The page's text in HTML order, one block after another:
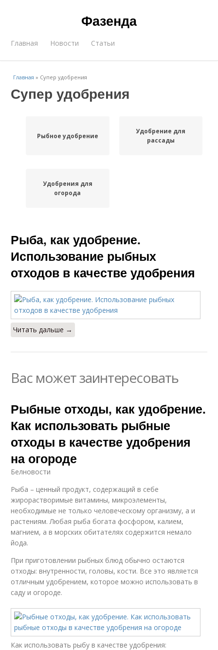
Фазенда
Главная Новости Статьи
Главная » Супер удобрения
Супер удобрения
Рыбное удобрение
Удобрение для
рассады
Удобрения для
огорода
Рыба, как удобрение.
Использование рыбных
отходов в качестве удобрения
Читать дальше →
Вас может заинтересовать
Рыбные отходы, как удобрение.
Как использовать рыбные
отходы в качестве удобрения
на огороде
Белновости
Рыба – ценный продукт, содержащий в себе
жирорастворимые витамины, микроэлементы,
необходимые не только человеческому организму, а и
растениям. Любая рыба богата фосфором, калием,
магнием, а в морских обитателях содержится немало
йода.
При приготовлении рыбных блюд обычно остаются
отходы: внутренности, головы, кости. Все это является
отличным удобрением, которое можно использовать в
саду и огороде.
Как использовать рыбу в качестве удобрения: